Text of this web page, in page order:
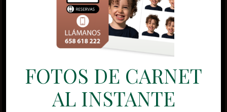
FOTOS DE CARNET
AL INSTANTE